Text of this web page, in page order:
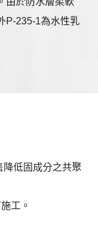
P-235-1為水性乳
降低固成分之共聚
工。